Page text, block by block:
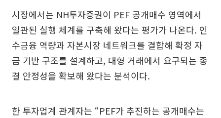
시장에서는 NH투자증권이 PEF 공개매수 영역에서
일관된 실행 체계를 구축해 왔다는 평가가 나온다. 인
수금융 역량과 자본시장 네트워크를 결합해 확정 자
금 기반 구조를 설계하고, 대형 거래에서 요구되는 종
결 안정성을 확보해 왔다는 분석이다.
한 투자업계 관계자는 “PEF가 추진하는 공개매수는